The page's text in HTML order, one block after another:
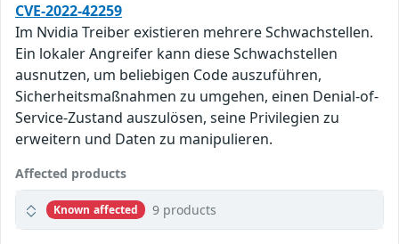
CVE-2022-42259
Im Nvidia Treiber existieren mehrere Schwachstellen.
Ein lokaler Angreifer kann diese Schwachstellen
ausnutzen, um beliebigen Code auszuführen,
Sicherheitsmaßnahmen zu umgehen, einen Denial-of-
Service-Zustand auszulösen, seine Privilegien zu
erweitern und Daten zu manipulieren.
Affected products
Known affected 9 products